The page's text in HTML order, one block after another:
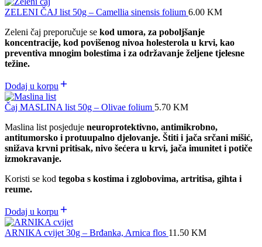
ZELENI ČAJ list 50g – Camellia sinensis folium 6.00 KM
Zeleni čaj preporučuje se kod umora, za poboljšanje
koncentracije, kod povišenog nivoa holesterola u krvi, kao
preventiva mnogim bolestima i za održavanje željene tjelesne
težine.
Dodaj u korpu
Čaj MASLINA list 50g – Olivae folium 5.70 KM
Maslina list posjeduje neuroprotektivno, antimikrobno,
antitumorsko i protuupalno djelovanje. Štiti i jača srčani mišić,
snižava krvni pritisak, nivo šećera u krvi, jača imunitet i potiče
izmokravanje.
Koristi se kod tegoba s kostima i zglobovima, artritisa, gihta i
reume.
Dodaj u korpu
ARNIKA cvijet 30g – Brđanka, Arnica flos 11.50 KM